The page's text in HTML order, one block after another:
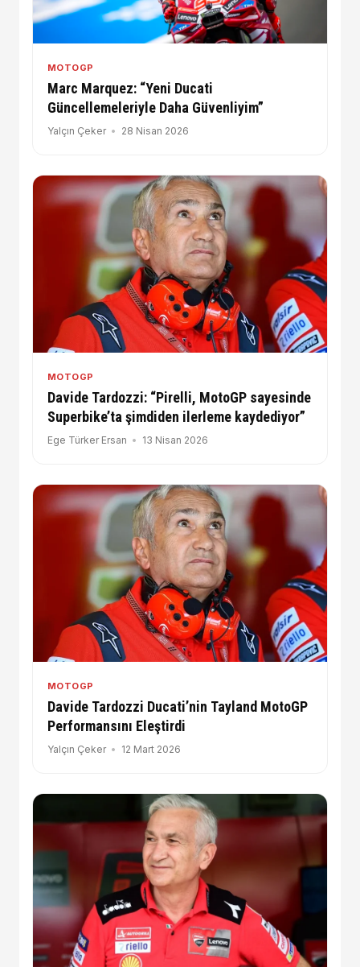
MOTOGP
Marc Marquez: “Yeni Ducati
Güncellemeleriyle Daha Güvenliyim”
Yalçın Çeker 28 Nisan 2026
MOTOGP
Davide Tardozzi: “Pirelli, MotoGP sayesinde
Superbike’ta şimdiden ilerleme kaydediyor”
Ege Türker Ersan 13 Nisan 2026
MOTOGP
Davide Tardozzi Ducati’nin Tayland MotoGP
Performansını Eleştirdi
Yalçın Çeker 12 Mart 2026